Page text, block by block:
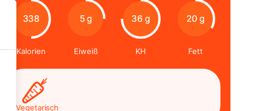
338
Kalorien
5 g
Eiweiß
36 g
KH
20 g
Fett
Vegetarisch